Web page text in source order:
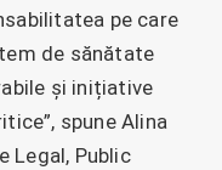
pe care
de sănătate
și inițiative
spune Alina
Legal, Public